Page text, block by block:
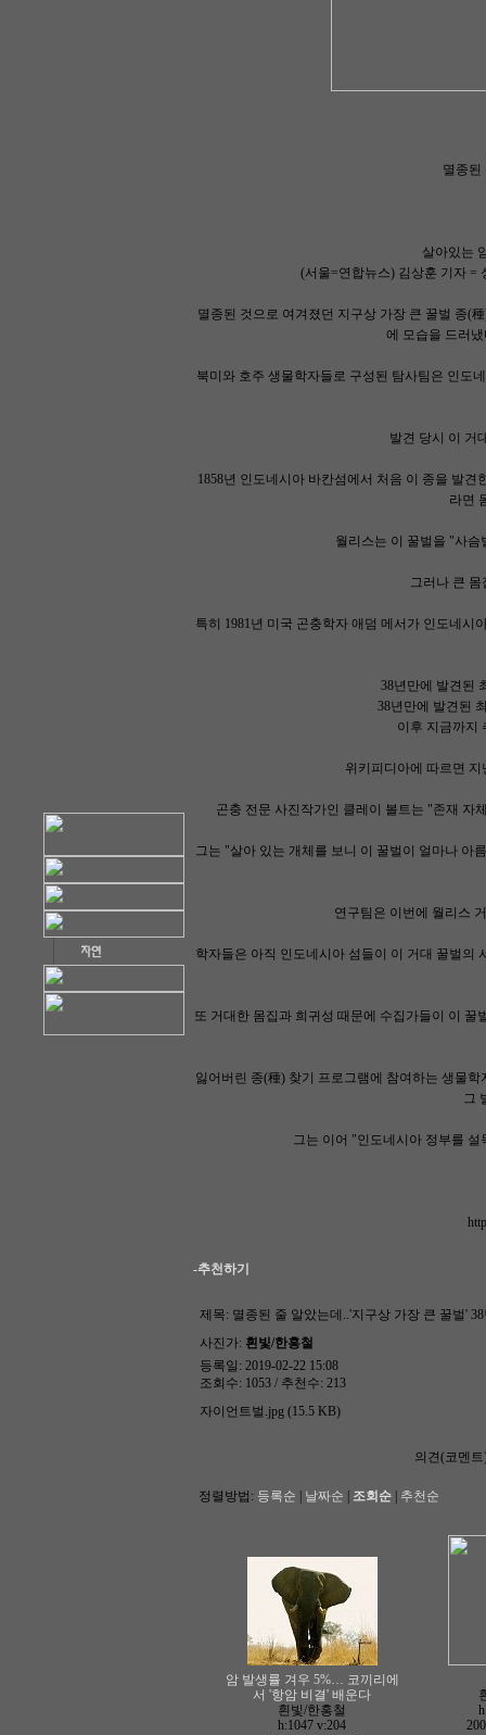
멸종된
살아있는
(서울=연합뉴스) 김상훈 기자 =
멸종된 것으로 여겨졌던 지구상 가장 큰 꿀벌 종(
에 모습을 드러
북미와 호주 생물학자들로 구성된 탐사팀은 인도
발견 당시 이 거
1858년 인도네시아 바칸섬에서 처음 이 종을 발
라면
월리스는 이 꿀벌을 "사
그러나 큰
특히 1981년 미국 곤충학자 애덤 메서가 인도네
38년만에 발견된
38년만에 발견된
이후 지금까지
위키피디아에 따르면
곤충 전문 사진작가인 클레이 볼트는 "존재 자
그는 "살아 있는 개체를 보니 이 꿀벌이 얼마나 아
연구팀은 이번에 월리스
학자들은 아직 인도네시아 섬들이 이 거대 꿀벌의
또 거대한 몸집과 희귀성 때문에 수집가들이 이
잃어버린 종(種) 찾기 프로그램에 참여하는 생물
그
그는 이어 "인도네시아 정부를
-추천하기
제목: 멸종된 줄 알았는데..'지구상 가장 큰 꿀벌'
사진가: 흰빛/한홍철
등록일: 2019-02-22 15:08
조회수: 1053 / 추천수: 213
자이언트벌.jpg (15.5 KB)
의견(코멘
정렬방법: 등록순 날짜순 조회순 추천순
암 발생률 겨우 5%… 코끼리에
서 '항암 비결' 배운다
흰빛/한홍철
h:1047 v:204